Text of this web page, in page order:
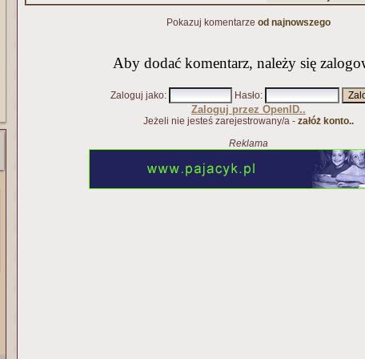
Pokazuj komentarze od najnowszego
Aby dodać komentarz, należy się
Zaloguj jako: Hasło:
Zaloguj przez OpenID..
Jeżeli nie jesteś zarejestrowany/a - załóż konto..
Reklama